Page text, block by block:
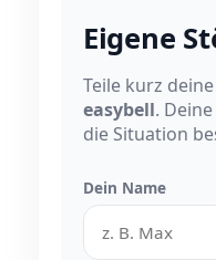
Eigene
Teile kurz
easybell.
die Situation
Dein Name